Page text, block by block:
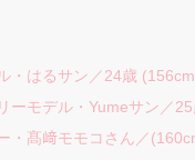
・はるサン／24歳
ーモデル・Yumeサン／
・髙﨑モモコさん／